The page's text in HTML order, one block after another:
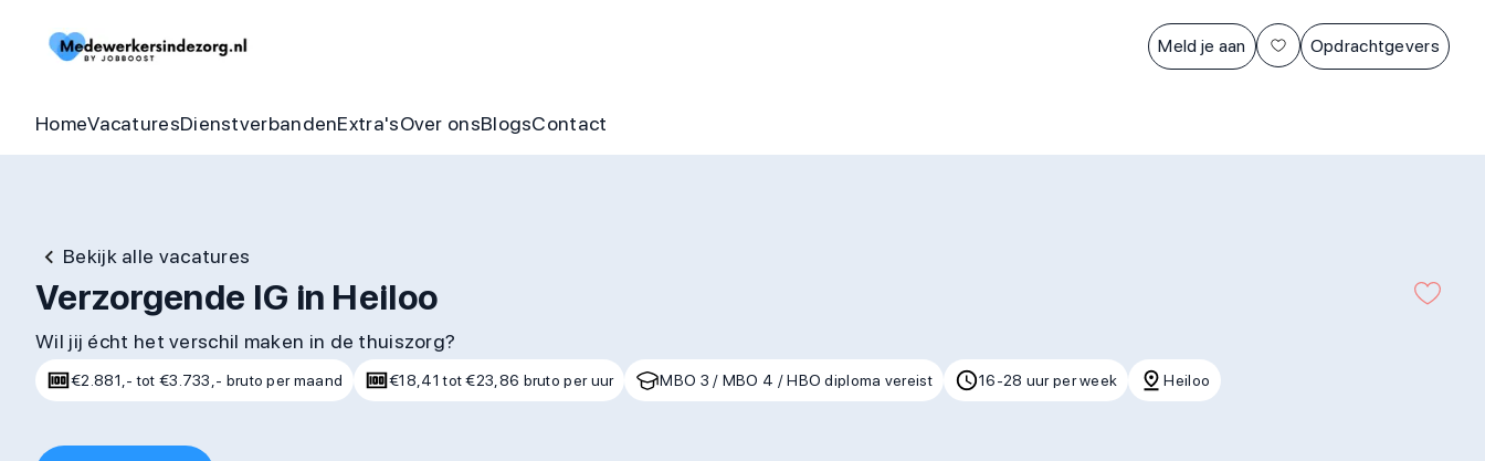
Meld je aan Opdrachtgevers
HomeVacatures
Begeleider vacatures
Thuishulp vacatures
Dienstverbanden
Detachering
In dienst zorgorganisatie
Extra's
Aandraagbonus
Over ons
Trainingen & cursussen
BlogsContact
Bekijk alle vacatures
Verzorgende IG in Heiloo
Wil jij écht het verschil maken in de thuiszorg?
€2.881,- tot €3.733,- bruto per maand €18,41 tot €23,86 bruto per uur MBO 3 / MBO 4 / HBO diploma vereist 16-28 uur per week Heiloo